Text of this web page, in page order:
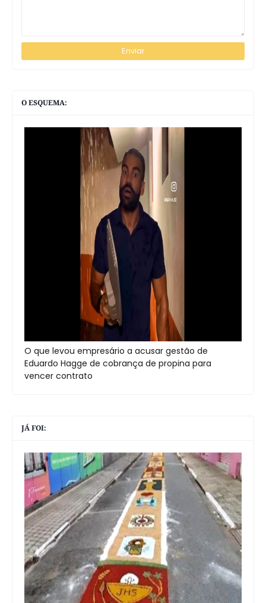
O ESQUEMA:
O que levou empresário a acusar gestão de
Eduardo Hagge de cobrança de propina para
vencer contrato
JÁ FOI: